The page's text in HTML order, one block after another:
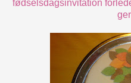
fødselsdagsinvitation